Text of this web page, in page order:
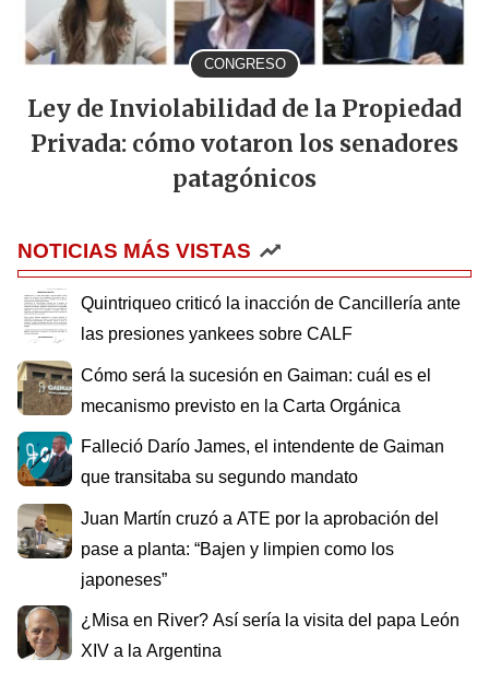
CONGRESO
Ley de Inviolabilidad de la Propiedad
Privada: cómo votaron los senadores
patagónicos
NOTICIAS MÁS VISTAS
Quintriqueo criticó la inacción de Cancillería ante
las presiones yankees sobre CALF
Cómo será la sucesión en Gaiman: cuál es el
mecanismo previsto en la Carta Orgánica
Falleció Darío James, el intendente de Gaiman
que transitaba su segundo mandato
Juan Martín cruzó a ATE por la aprobación del
pase a planta: “Bajen y limpien como los
japoneses”
¿Misa en River? Así sería la visita del papa León
XIV a la Argentina